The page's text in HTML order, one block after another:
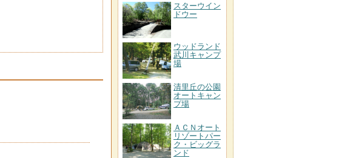
スターウイン
ドウー
ウッドランド
武川キャンプ
場
清里丘の公園
オートキャン
プ場
ＡＣＮオート
リゾートパー
ク・ビッグラ
ンド